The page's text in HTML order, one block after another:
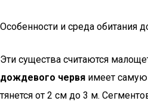
Особенности и среда обитания
Эти существа считаются
дождевого червя имеет
тянется от 2 см до 3 м.